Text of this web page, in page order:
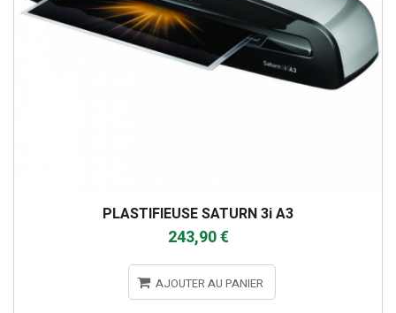
PLASTIFIEUSE SATURN 3i A3
243,90 €
AJOUTER AU PANIER